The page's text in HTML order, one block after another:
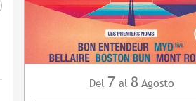
Del 7 al 8 Agosto